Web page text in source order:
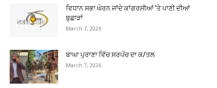
ਵਿਧਾਨ ਸਭਾ ਘੇਰਨ ਜਾਂਦੇ ਕਾਂਗਰਸੀਆਂ ’ਤੇ ਪਾਣੀ ਦੀਆਂ
ਬੁਛਾੜਾਂ
March 7, 2026
ਬਾਘਾ ਪੁਰਾਣਾ ਵਿੱਚ ਸਰਪੰਚ ਦਾ ਕ/ਤਲ
March 7, 2026